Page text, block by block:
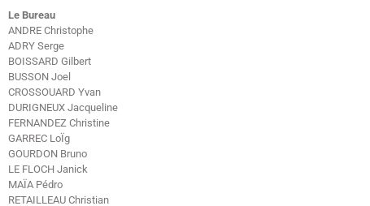
Le Bureau
ANDRE Christophe
ADRY Serge
BOISSARD Gilbert
BUSSON Joel
CROSSOUARD Yvan
DURIGNEUX Jacqueline
FERNANDEZ Christine
GARREC LoÏg
GOURDON Bruno
LE FLOCH Janick
MAÏA Pédro
RETAILLEAU Christian